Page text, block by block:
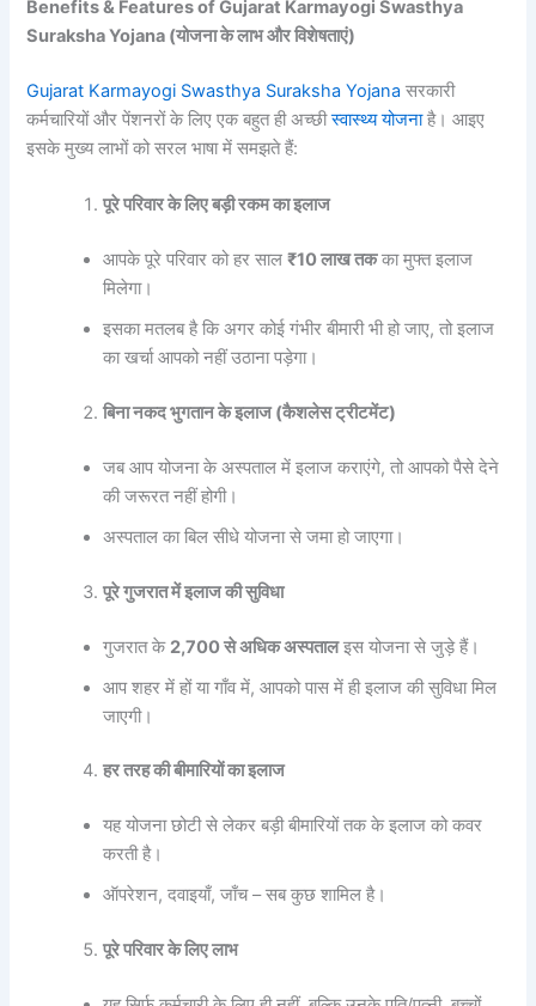
Benefits & Features of Gujarat Karmayogi Swasthya
Suraksha Yojana (योजना के लाभ और विशेषताएं)
Gujarat Karmayogi Swasthya Suraksha Yojana सरकारी
कर्मचारियों और पेंशनरों के लिए एक बहुत ही अच्छीस्वास्थ्य योजनाहै। आइए
इसके मुख्य लाभों को सरल भाषा में समझते हैं:
पूरे परिवार के लिए बड़ी रकम का इलाज
आपके पूरे परिवार को हर साल₹10 लाख तकका मुफ्त इलाज
मिलेगा।
इसका मतलब है कि अगर कोई गंभीर बीमारी भी हो जाए, तो इलाज
का खर्चा आपको नहीं उठाना पड़ेगा।
बिना नकद भुगतान के इलाज (कैशलेस ट्रीटमेंट)
जब आप योजना के अस्पताल में इलाज कराएंगे, तो आपको पैसे देने
की जरूरत नहीं होगी।
अस्पताल का बिल सीधे योजना से जमा हो जाएगा।
पूरे गुजरात में इलाज की सुविधा
गुजरात के 2,700 से अधिक अस्पतालइस योजना से जुड़े हैं।
आप शहर में हों या गाँव में, आपको पास में ही इलाज की सुविधा मिल
जाएगी।
हर तरह की बीमारियों का इलाज
यह योजना छोटी से लेकर बड़ी बीमारियों तक के इलाज को कवर
करती है।
ऑपरेशन, दवाइयाँ, जाँच – सब कुछ शामिल है।
पूरे परिवार के लिए लाभ